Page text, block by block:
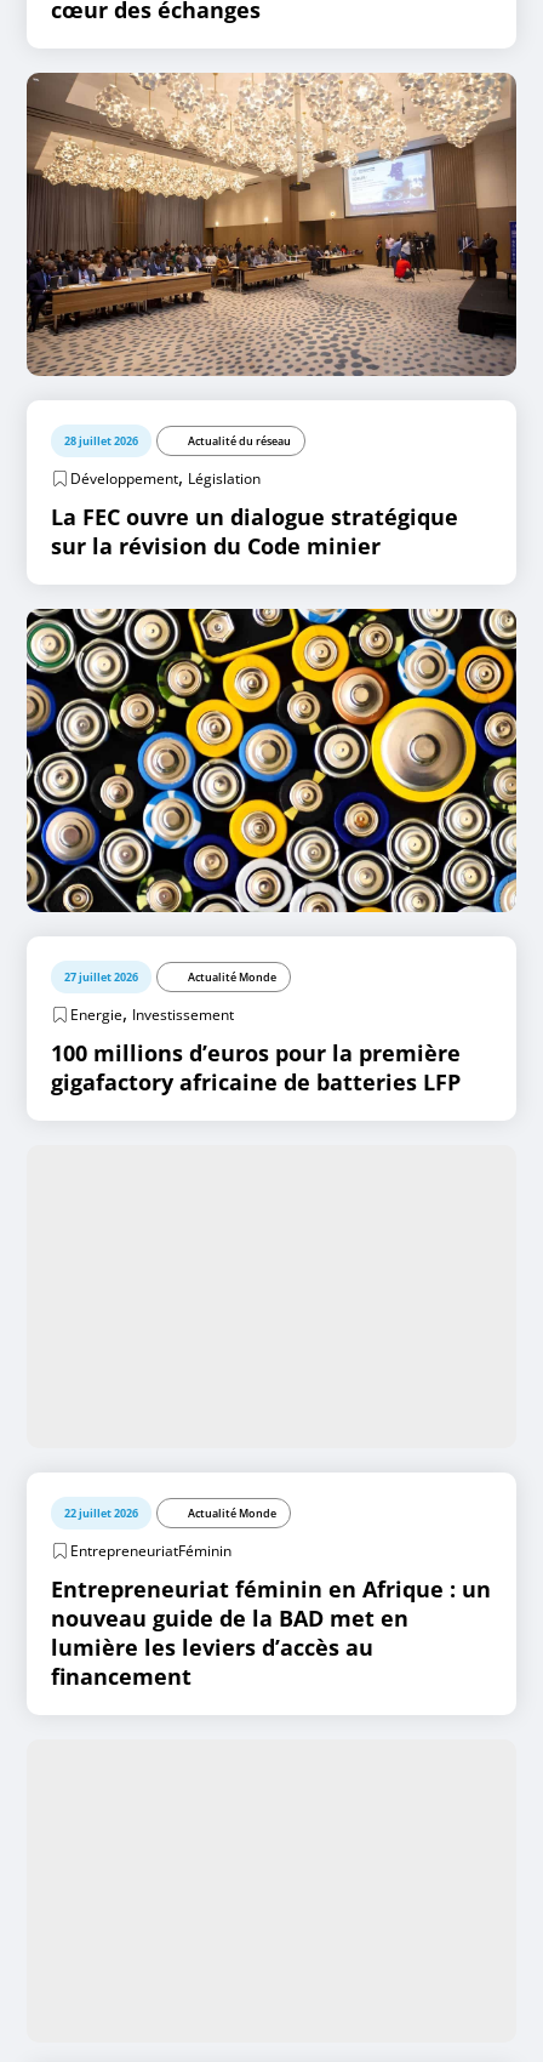
cœur des échanges
28 juillet 2026 Actualité du réseau
Développement, Législation
La FEC ouvre un dialogue stratégique
sur la révision du Code minier
27 juillet 2026 Actualité Monde
Energie, Investissement
100 millions d’euros pour la première
gigafactory africaine de batteries LFP
22 juillet 2026 Actualité Monde
EntrepreneuriatFéminin
Entrepreneuriat féminin en Afrique : un
nouveau guide de la BAD met en
lumière les leviers d’accès au
financement